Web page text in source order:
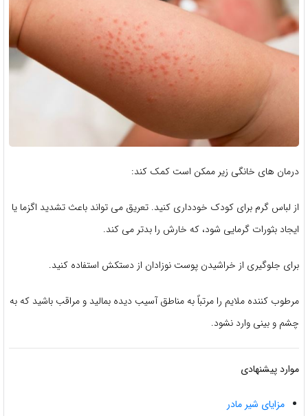
درمان های خانگی زیر ممکن است کمک کند:
از لباس گرم برای کودک خودداری کنید. تعریق می تواند باعث تشدید اگزما یا
ایجاد بثورات گرمایی شود، که خارش را بدتر می کند.
برای جلوگیری از خراشیدن پوست نوزادان از دستکش استفاده کنید.
مرطوب کننده ملایم را مرتباً به مناطق آسیب دیده بمالید و مراقب باشید که به
چشم و بینی وارد نشود.
موارد پیشنهادی
مزایای شیر مادر